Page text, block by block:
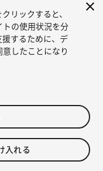
リックすると、
トの使用状況を分
するために、デ
したことになり
入れる